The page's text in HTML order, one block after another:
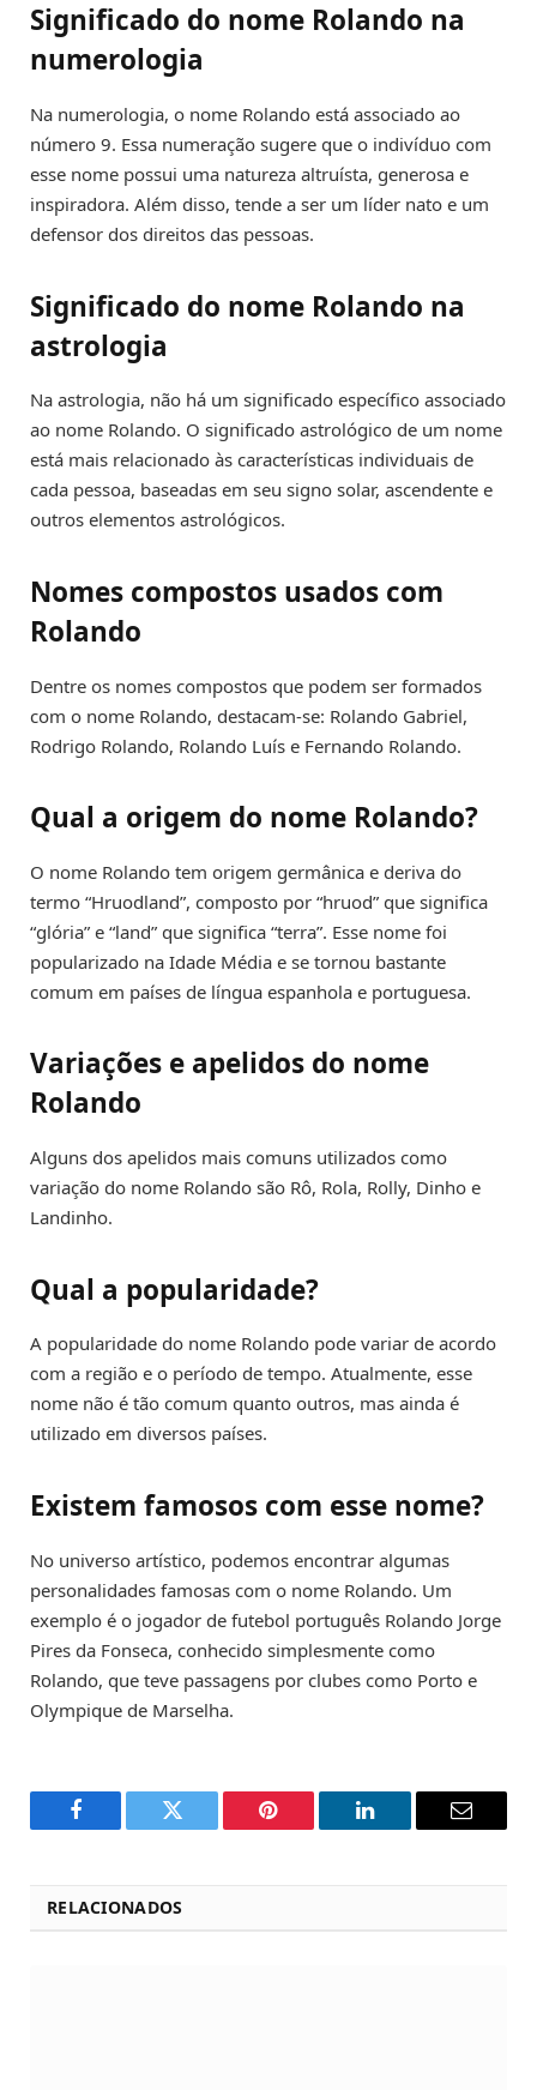
Significado do nome Rolando na
numerologia
Na numerologia, o nome Rolando está associado ao
número 9. Essa numeração sugere que o indivíduo com
esse nome possui uma natureza altruísta, generosa e
inspiradora. Além disso, tende a ser um líder nato e um
defensor dos direitos das pessoas.
Significado do nome Rolando na
astrologia
Na astrologia, não há um significado específico associado
ao nome Rolando. O significado astrológico de um nome
está mais relacionado às características individuais de
cada pessoa, baseadas em seu signo solar, ascendente e
outros elementos astrológicos.
Nomes compostos usados com
Rolando
Dentre os nomes compostos que podem ser formados
com o nome Rolando, destacam-se: Rolando Gabriel,
Rodrigo Rolando, Rolando Luís e Fernando Rolando.
Qual a origem do nome Rolando?
O nome Rolando tem origem germânica e deriva do
termo “Hruodland”, composto por “hruod” que significa
“glória” e “land” que significa “terra”. Esse nome foi
popularizado na Idade Média e se tornou bastante
comum em países de língua espanhola e portuguesa.
Variações e apelidos do nome
Rolando
Alguns dos apelidos mais comuns utilizados como
variação do nome Rolando são Rô, Rola, Rolly, Dinho e
Landinho.
Qual a popularidade?
A popularidade do nome Rolando pode variar de acordo
com a região e o período de tempo. Atualmente, esse
nome não é tão comum quanto outros, mas ainda é
utilizado em diversos países.
Existem famosos com esse nome?
No universo artístico, podemos encontrar algumas
personalidades famosas com o nome Rolando. Um
exemplo é o jogador de futebol português Rolando Jorge
Pires da Fonseca, conhecido simplesmente como
Rolando, que teve passagens por clubes como Porto e
Olympique de Marselha.
Facebook Twitter Pinterest LinkedIn Email
RELACIONADOS